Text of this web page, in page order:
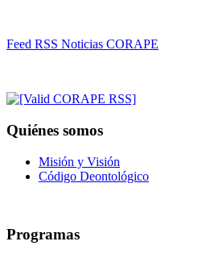
Feed RSS Noticias CORAPE
Quiénes somos
Misión y Visión
Código Deontológico
Programas